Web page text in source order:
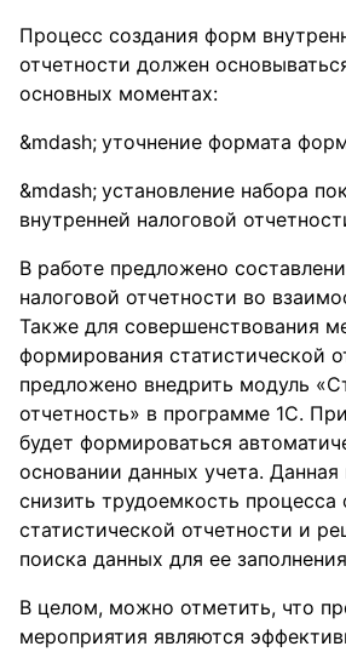
Процесс создания форм
отчетности должен
основных моментах:
уточнение формата
установление набора
внутренней налоговой
В работе предложено
налоговой отчетности во
Также для совершенствования
формирования статистической
предложено внедрить модуль
отчетность» в программе 1С.
будет формироваться
основании данных учета. Данная
снизить трудоемкость
статистической отчетности и
поиска данных для ее
В целом, можно отметить, что
мероприятия являются